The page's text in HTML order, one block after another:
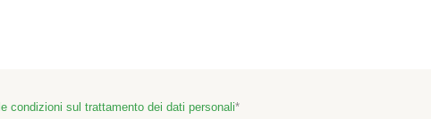
le condizioni sul trattamento dei dati personali